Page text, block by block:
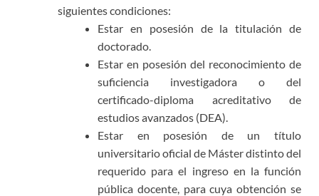
siguientes condiciones:
Estar en posesión de la titulación de
doctorado.
Estar en posesión del reconocimiento de
suficiencia investigadora o del
certificado-diploma acreditativo de
estudios avanzados (DEA).
Estar en posesión de un título
universitario oficial de Máster distinto del
requerido para el ingreso en la función
pública docente, para cuya obtención se